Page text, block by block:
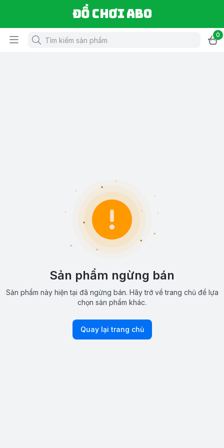
Đồ chơi ABO
0
Sản phẩm ngừng bán
Sản phẩm này hiện tại đã ngừng bán. Hãy trở về trang chủ để lựa
chọn sản phẩm khác.
Quay lại trang chủ